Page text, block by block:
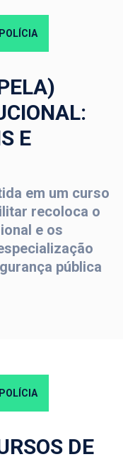
E
em um curso
recoloca o
e os
pública
DE